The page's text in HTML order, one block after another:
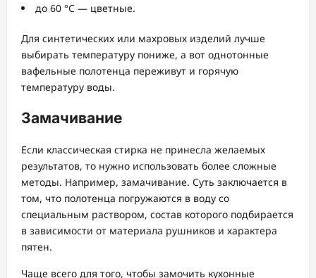
до 60 °C — цветные.
Для синтетических или махровых изделий лучше
выбирать температуру пониже, а вот однотонные
вафельные полотенца переживут и горячую
температуру воды.
Замачивание
Если классическая стирка не принесла желаемых
результатов, то нужно использовать более сложные
методы. Например, замачивание. Суть заключается в
том, что полотенца погружаются в воду со
специальным раствором, состав которого подбирается
в зависимости от материала рушников и характера
пятен.
Чаще всего для того, чтобы замочить кухонные